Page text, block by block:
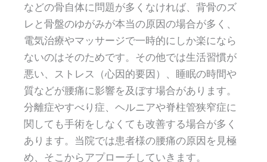
などの骨自体に問題が多くなければ、背骨のズ
レと骨盤のゆがみが本当の原因の場合が多く、
電気治療やマッサージで一時的にしか楽になら
ないのはそのためです。その他では生活習慣が
悪い、ストレス（心因的要因）、睡眠の時間や
質などが腰痛に影響を及ぼす場合があります。
分離症やすべり症、ヘルニアや脊柱管狭窄症に
関しても手術をしなくても改善する場合が多く
あります。当院では患者様の腰痛の原因を見極
め、そこからアプローチしていきます。